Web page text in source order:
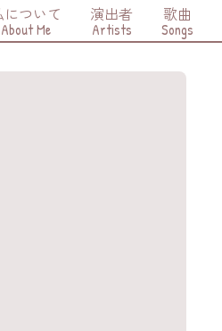
について
About Me
演出者
Artists
歌曲
Songs